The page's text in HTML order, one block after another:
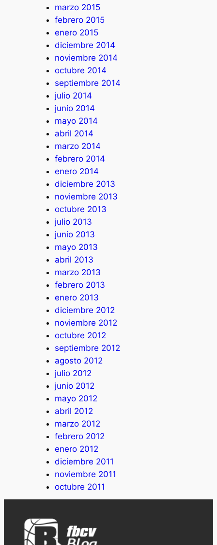
marzo 2015
febrero 2015
enero 2015
diciembre 2014
noviembre 2014
octubre 2014
septiembre 2014
julio 2014
junio 2014
mayo 2014
abril 2014
marzo 2014
febrero 2014
enero 2014
diciembre 2013
noviembre 2013
octubre 2013
julio 2013
junio 2013
mayo 2013
abril 2013
marzo 2013
febrero 2013
enero 2013
diciembre 2012
noviembre 2012
octubre 2012
septiembre 2012
agosto 2012
julio 2012
junio 2012
mayo 2012
abril 2012
marzo 2012
febrero 2012
enero 2012
diciembre 2011
noviembre 2011
octubre 2011